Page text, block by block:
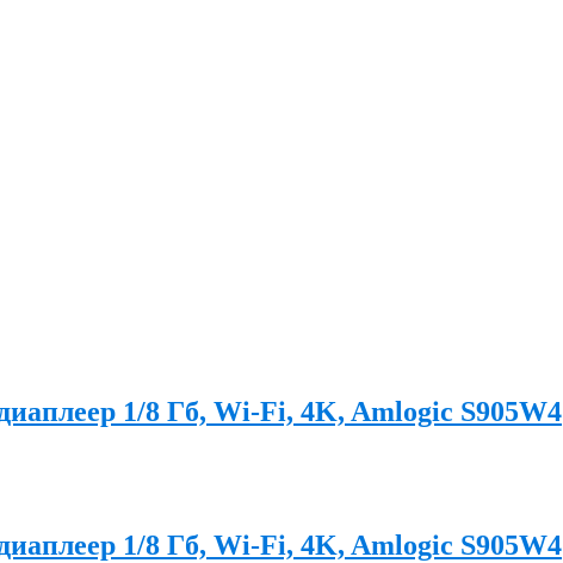
1/8 Гб, Wi-Fi, 4K, Amlogic S905W4
1/8 Гб, Wi-Fi, 4K, Amlogic S905W4